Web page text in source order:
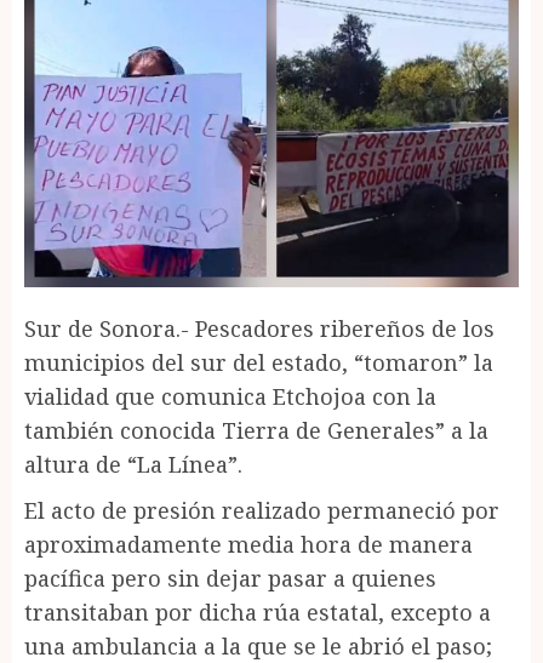
Sur de Sonora.- Pescadores ribereños de los
municipios del sur del estado, “tomaron” la
vialidad que comunica Etchojoa con la
también conocida Tierra de Generales” a la
altura de “La Línea”.
El acto de presión realizado permaneció por
aproximadamente media hora de manera
pacífica pero sin dejar pasar a quienes
transitaban por dicha rúa estatal, excepto a
una ambulancia a la que se le abrió el paso;